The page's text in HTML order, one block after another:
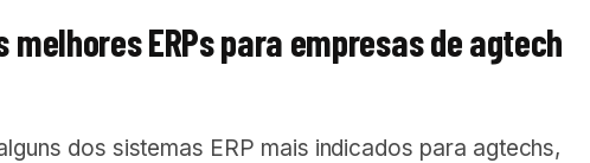
melhores ERPs para empresas de agtech
dos sistemas ERP mais indicados para agtechs,